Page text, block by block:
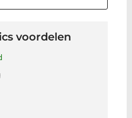
voordelen